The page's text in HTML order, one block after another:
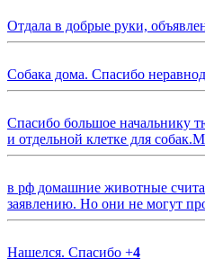
Отдала в добрые руки,
Собака дома. Спасибо
Спасибо большое начальнику
и отдельной клетке для
в рф домашние животные
заявлению. Но они не могут
Нашелся. Спасибо +4